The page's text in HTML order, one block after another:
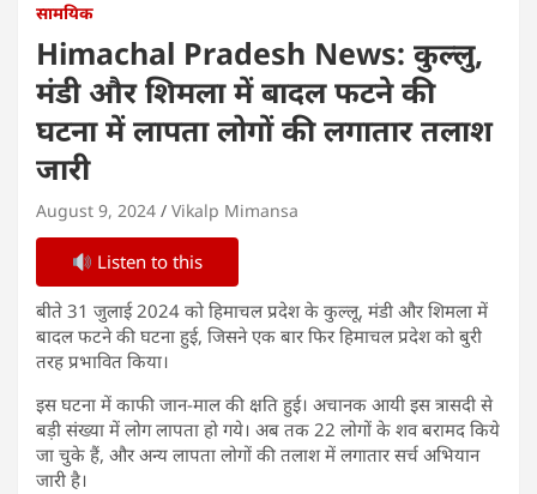
सामयिक
Himachal Pradesh News: कुल्लु,
मंडी और शिमला में बादल फटने की
घटना में लापता लोगों की लगातार तलाश
जारी
August 9, 2024 Vikalp Mimansa
Listen to this
बीते 31 जुलाई 2024 को हिमाचल प्रदेश के कुल्लू, मंडी और शिमला में
बादल फटने की घटना हुई, जिसने एक बार फिर हिमाचल प्रदेश को बुरी
तरह प्रभावित किया।
इस घटना में काफी जान-माल की क्षति हुई। अचानक आयी इस त्रासदी से
बड़ी संख्या में लोग लापता हो गये। अब तक 22 लोगों के शव बरामद किये
जा चुके हैं, और अन्य लापता लोगों की तलाश में लगातार सर्च अभियान
जारी है।